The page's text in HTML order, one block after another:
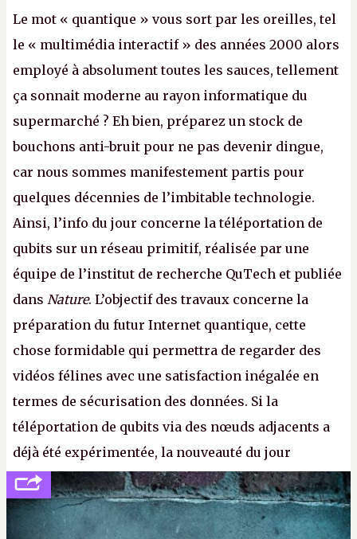
Le mot « quantique » vous sort par les oreilles, tel
le « multimédia interactif » des années 2000 alors
employé à absolument toutes les sauces, tellement
ça sonnait moderne au rayon informatique du
supermarché ? Eh bien, préparez un stock de
bouchons anti-bruit pour ne pas devenir dingue,
car nous sommes manifestement partis pour
quelques décennies de l’imbitable technologie.
Ainsi, l’info du jour concerne la téléportation de
qubits sur un réseau primitif, réalisée par une
équipe de l’institut de recherche QuTech et publiée
dans Nature. L’objectif des travaux concerne la
préparation du futur Internet quantique, cette
chose formidable qui permettra de regarder des
vidéos félines avec une satisfaction inégalée en
termes de sécurisation des données. Si la
téléportation de qubits via des nœuds adjacents a
déjà été expérimentée, la nouveauté du jour
concerne le recours à des nœuds distants, pour ne
pas dire un réseau quantique multimédia interactif
(avec l’option Péritel). (
http://cpc.cx/AH432N4